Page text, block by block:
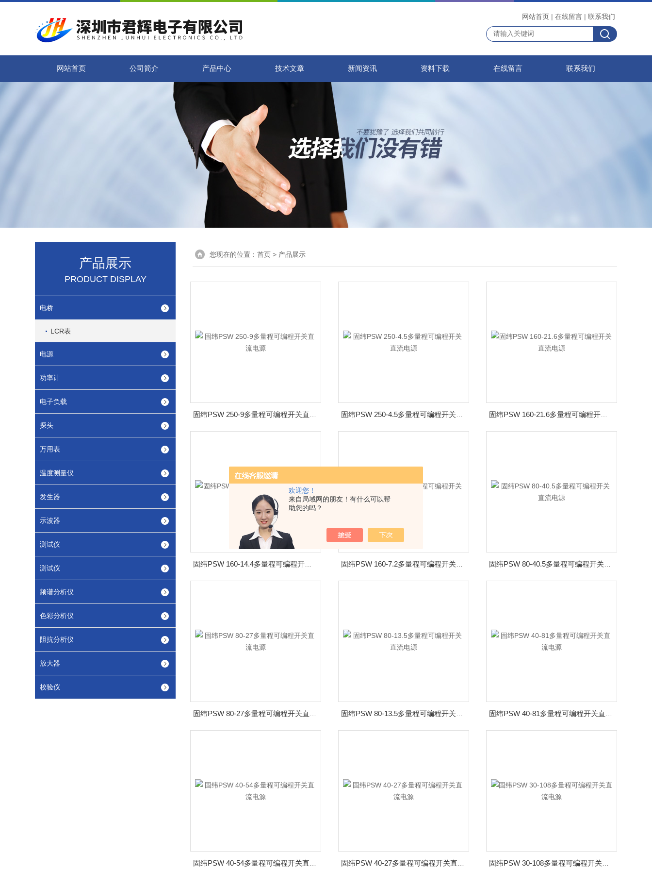
欢迎您！
来自局域网的朋友！有什么可以帮
助您的吗？
网站首页 | 在线留言 | 联系我们
网站首页 公司简介 产品中心 技术文章 新闻资讯 资料下载 在线留言 联系我们
产品展示
PRODUCT DISPLAY
电桥
LCR表
电源
功率计
电子负载
探头
万用表
温度测量仪
发生器
示波器
测试仪
测试仪
频谱分析仪
色彩分析仪
阻抗分析仪
放大器
校验仪
您现在的位置： 首页 > 产品展示